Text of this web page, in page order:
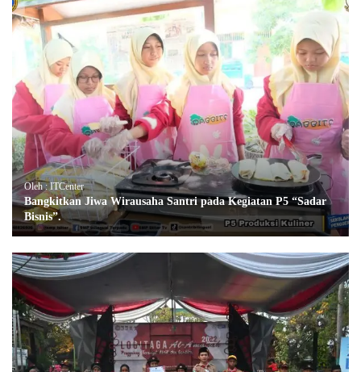
Oleh : ITCenter
Bangkitkan Jiwa Wirausaha Santri pada Kegiatan P5 “Sadar
Bisnis”.